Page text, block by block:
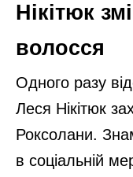
Нікітюк
волосся
Одного разу
Леся Нікітюк
Роксолани.
в соціальній